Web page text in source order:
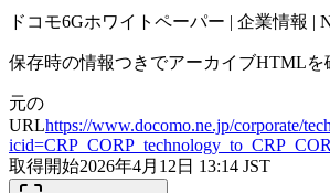
ドコモ6Gホワイトペーパー | 企業情報 |
保存時の情報つきでアーカイブHTMLを
元の
URLhttps://www.docomo.ne.jp/corporate/
取得開始2026年4月12日 13:14 JST